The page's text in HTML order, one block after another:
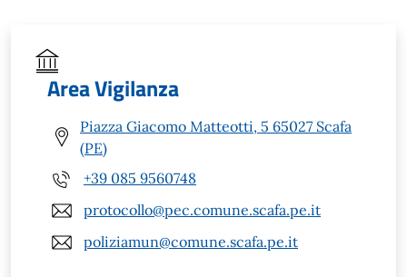
Area Vigilanza
Piazza Giacomo Matteotti, 5 65027 Scafa
(PE)
+39 085 9560748
protocollo@pec.comune.scafa.pe.it
poliziamun@comune.scafa.pe.it